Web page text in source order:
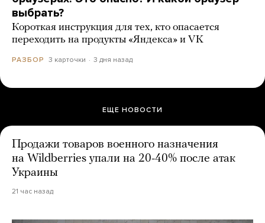
выбрать?
Короткая инструкция для тех, кто опасается
переходить на продукты «Яндекса» и VK
РАЗБОР 3 карточки 3 дня назад
ЕЩЕ НОВОСТИ
Продажи товаров военного назначения
на Wildberries упали на 20-40% после атак
Украины
21 час назад